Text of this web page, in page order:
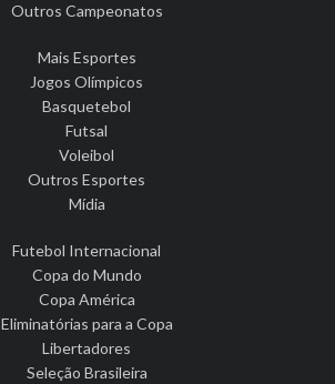
Outros Campeonatos
Mais Esportes
Jogos Olímpicos
Basquetebol
Futsal
Voleibol
Outros Esportes
Mídia
Futebol Internacional
Copa do Mundo
Copa América
Eliminatórias para a Copa
Libertadores
Seleção Brasileira